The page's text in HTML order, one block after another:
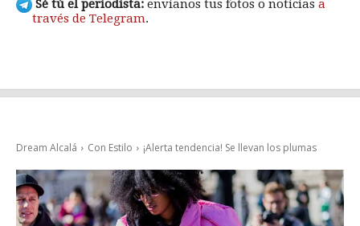
Sé tú el periodista: envíanos tus fotos o noticias a
través de Telegram.